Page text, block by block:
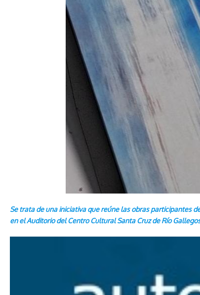
Se trata de una iniciativa que reúne las obras participantes
en el Auditorio del Centro Cultural Santa Cruz de Río